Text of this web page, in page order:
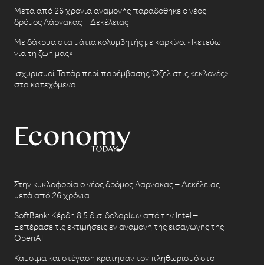
Μετά από 26 χρόνια αναμονής παραδόθηκε ο νέος
δρόμος Λάρνακας – Δεκέλειας
Με δάκρυα στα μάτια κολυμβητής με καρκίνο: «Ικετεύω
για τη ζωή μας»
Ισχυρισμοί Τατάρ περί παρέμβασης Όζελ στις «εκλογές»
στα κατεχόμενα
Στην κυκλοφορία ο νέος δρόμος Λάρνακας – Δεκέλειας
μετά από 26 χρόνια
SoftBank: Κέρδη 8,5 δισ. δολαρίων από την Intel –
Ξεπέρασε τις εκτιμήσεις εν αναμονή της εισαγωγής της
OpenAI
Καύσιμα και στέγαση κράτησαν τον πληθωρισμό στο